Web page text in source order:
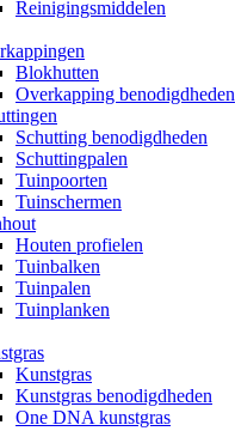
Reinigingsmiddelen
Blokhutten
Overkapping benodigdheden
Schutting benodigdheden
Schuttingpalen
Tuinpoorten
Tuinschermen
Houten profielen
Tuinbalken
Tuinpalen
Tuinplanken
Kunstgras
Kunstgras benodigdheden
One DNA kunstgras